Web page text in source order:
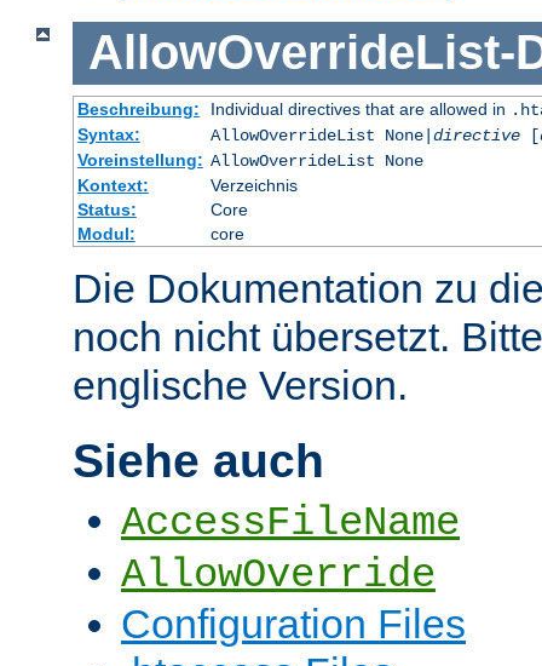
AllowOverrideList-
Beschreibung: Individual directives that are allowed in
Syntax:
AllowOverrideList None| directive[
Voreinstellung: AllowOverrideList None
Kontext:
Verzeichnis
Status:
Core
Modul:
core
Die Dokumentation zu
noch nicht übersetzt.
englische Version.
Siehe auch
AccessFileName
AllowOverride
Configuration Files